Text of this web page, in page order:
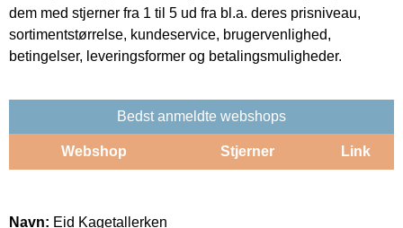
dem med stjerner fra 1 til 5 ud fra bl.a. deres prisniveau,
sortimentstørrelse, kundeservice, brugervenlighed,
betingelser, leveringsformer og betalingsmuligheder.
Bedst anmeldte webshops
Webshop Stjerner Link
Navn: Eid Kagetallerken